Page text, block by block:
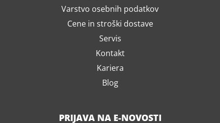
Varstvo osebnih podatkov
Cene in stroški dostave
Servis
Kontakt
Kariera
Blog
PRIJAVA NA E-NOVOSTI